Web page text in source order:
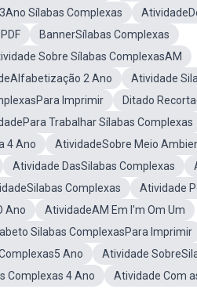
Sílabas Complexas
BannerSílabas Complexas
Sobre Sílabas ComplexasAM
2 Ano
Atividade
Imprimir
Ditado
Trabalhar Sílabas Complexas
4 Ano
AtividadeSobre Meio
Atividade DasSilabas Complexas
Complexas
Atividade
Ano
AtividadeAM Em I'm Om Um
Silabas ComplexasPara Imprimir
Ano
Atividade
Complexas 4 Ano
Atividade Com